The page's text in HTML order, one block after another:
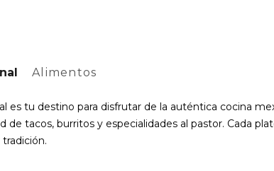
Alimentos
es tu destino para disfrutar de la auténtica cocina
de tacos, burritos y especialidades al pastor. Cada